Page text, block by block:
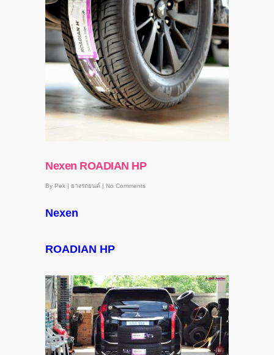
Nexen ROADIAN HP
By Pek | ยางรถยนต์ | No Comments
Nexen
ROADIAN HP